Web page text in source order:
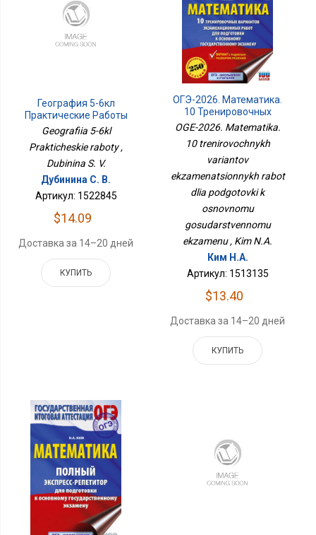
География 5-6кл
Практические Работы
Geografiia 5-6kl
Prakticheskie raboty ,
Dubinina S. V.
Дубинина С. В.
Артикул: 1522845
$14.09
Доставка за 14–20 дней
КУПИТЬ
ОГЭ-2026. Математика.
10 Тренировочных
Вариантов
Работ Для Подготовки К
Основному
Государственному
Экзамену
OGE-2026. Matematika.
10 trenirovochnykh
variantov
ekzamenatsionnykh rabot
dlia podgotovki k
osnovnomu
gosudarstvennomu
ekzamenu , Kim N.A.
Ким Н.А.
Артикул: 1513135
$13.40
Доставка за 14–20 дней
КУПИТЬ